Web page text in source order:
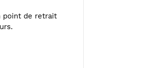
point de retrait